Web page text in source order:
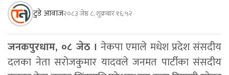
टुडे आवाज२०८३ जेष्ठ ८, शुक्रबार १६:५२
जनकपुरधाम, ०८ जेठ । नेकपा एमाले मधेश प्रदेश संसदीय
दलका नेता सरोजकुमार यादवले जनमत पार्टीका संसदीय